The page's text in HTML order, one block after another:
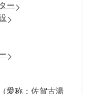
ー
愛称：佐賀古湯